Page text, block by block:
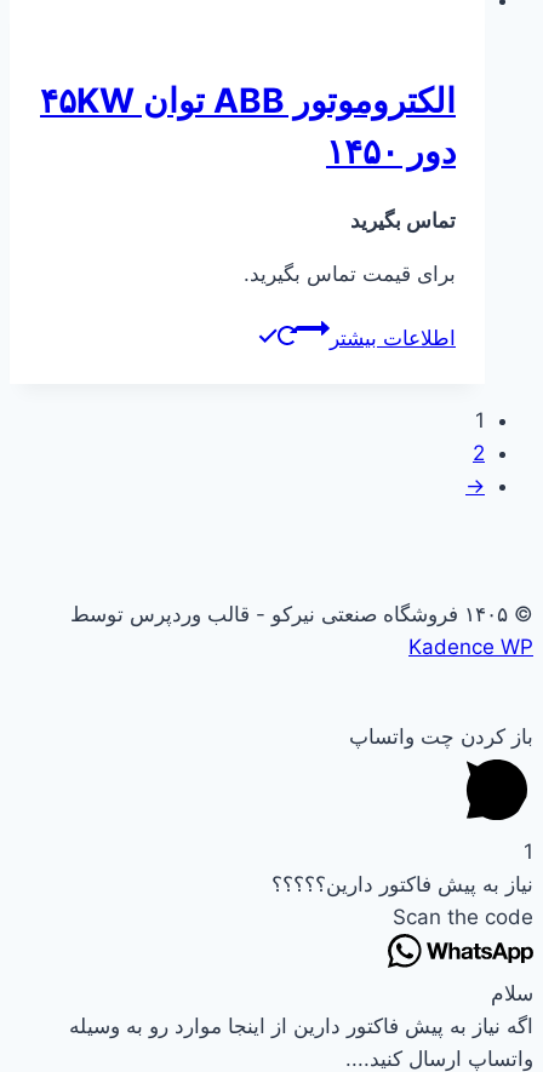
الکتروموتور ABB توان ۴۵KW
دور ۱۴۵۰
تماس بگیرید
برای قیمت تماس بگیرید.
اطلاعات بیشتر
1
2
→
© ۱۴۰۵ فروشگاه صنعتی نیرکو - قالب وردپرس توسط
Kadence WP
باز کردن چت واتساپ
1
نیاز به پیش فاکتور دارین؟؟؟؟؟
Scan the code
سلام
اگه نیاز به پیش فاکتور دارین از اینجا موارد رو به وسیله
واتساپ ارسال کنید....